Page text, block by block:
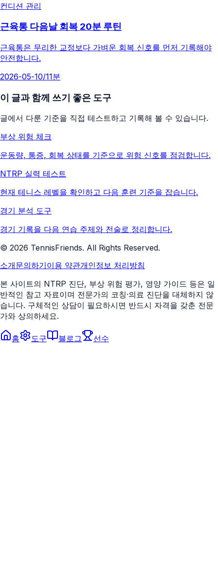
컨디션 관리
근육통 다음날 회복 20분 루틴
근육통은 무리한 교정보다 가벼운 회복 신호를 먼저 기록해야
안전합니다.
2026-05-10/11분
이 글과 함께 쓰기 좋은 도구
글에서 다룬 기준을 직접 테스트하고 기록해 볼 수 있습니다.
부상 위험 체크
운동량, 통증, 회복 상태를 기준으로 위험 신호를 점검합니다.
NTRP 실력 테스트
현재 테니스 레벨을 확인하고 다음 훈련 기준을 잡습니다.
경기 분석 도구
경기 기록을 다음 연습 주제와 전술로 정리합니다.
© 2026 TennisFriends. All Rights Reserved.
소개문의하기이용 약관개인정보 처리방침
본 사이트의 NTRP 진단, 부상 위험 평가, 영양 가이드 등은 일
반적인 참고 자료이며 전문가의 코칭·의료 진단을 대체하지 않
습니다. 구체적인 상담이 필요하시면 반드시 자격을 갖춘 전문
가와 상의하세요.
홈 도구 블로그 선수